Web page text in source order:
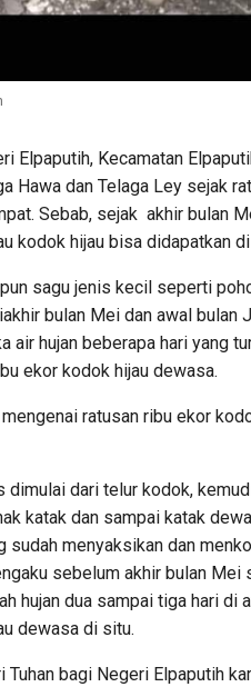
Elpaputih, Kecamatan
Hawa dan Telaga Ley sejak
Sebab, sejak akhir bulan
kodok hijau bisa didapatkan
sagu jenis kecil seperti
bulan Mei dan awal bulan
air hujan beberapa hari yang
ekor kodok hijau dewasa.
ratusan ribu ekor
dimulai dari telur kodok,
katak dan sampai katak
sudah menyaksikan dan
sebelum akhir bulan Mei
hujan dua sampai tiga hari di
dewasa di situ.
bagi Negeri Elpaputih